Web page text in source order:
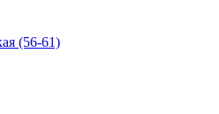
(56-61)